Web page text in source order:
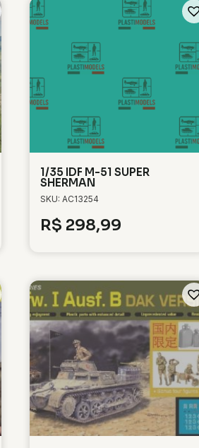
1/35 IDF M-51 SUPER
SHERMAN
SKU: AC13254
R$ 298,99